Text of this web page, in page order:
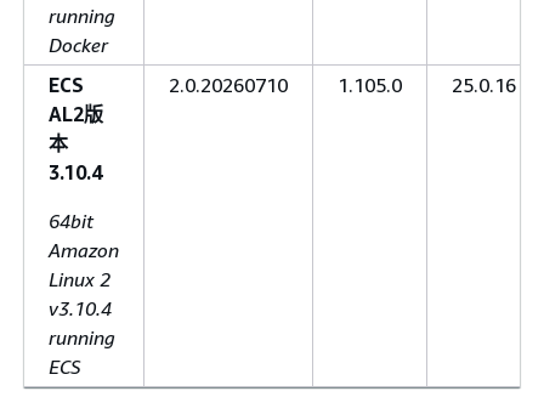
running
Docker
ECS
AL2版
本
3.10.4
64bit
Amazon
Linux 2
v3.10.4
running
ECS
2.0.20260710 1.105.0 25.0.16